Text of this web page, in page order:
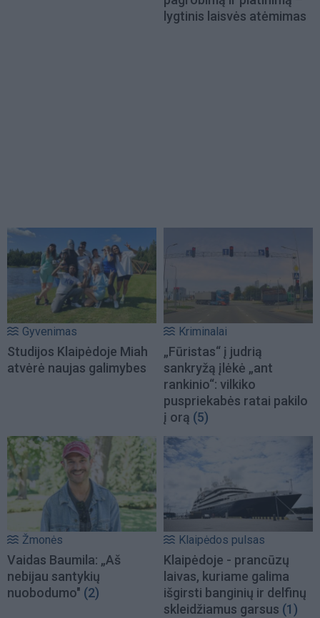
lygtinis laisvės atėmimas
Gyvenimas
Studijos Klaipėdoje Miah
atvėrė naujas galimybes
Kriminalai
„Fūristas“ į judrią
sankryžą įlėkė „ant
rankinio“: vilkiko
puspriekabės ratai pakilo
į orą (5)
Žmonės
Vaidas Baumila: „Aš
nebijau santykių
nuobodumo" (2)
Klaipėdos pulsas
Klaipėdoje - prancūzų
laivas, kuriame galima
išgirsti banginių ir delfinų
skleidžiamus garsus (1)